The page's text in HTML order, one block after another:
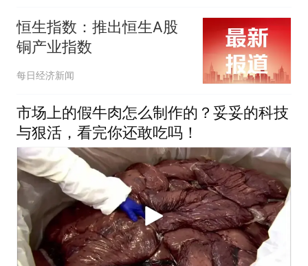
恒生指数：推出恒生A股
铜产业指数
每日经济新闻
市场上的假牛肉怎么制作的？妥妥的科技
与狠活，看完你还敢吃吗！